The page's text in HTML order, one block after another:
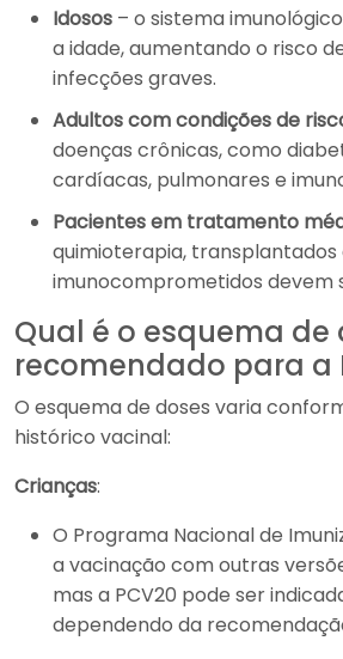
Idosos – o sistema
a idade, aumentando o risco
infecções graves.
Adultos com condições de
doenças crônicas, como
cardíacas, pulmonares e
Pacientes em tratamento
quimioterapia, transplantados
imunocomprometidos devem
Qual é o esquema de
recomendado para a
O esquema de doses varia
histórico vacinal:
Crianças:
O Programa Nacional de
a vacinação com outras
mas a PCV20 pode ser
dependendo da